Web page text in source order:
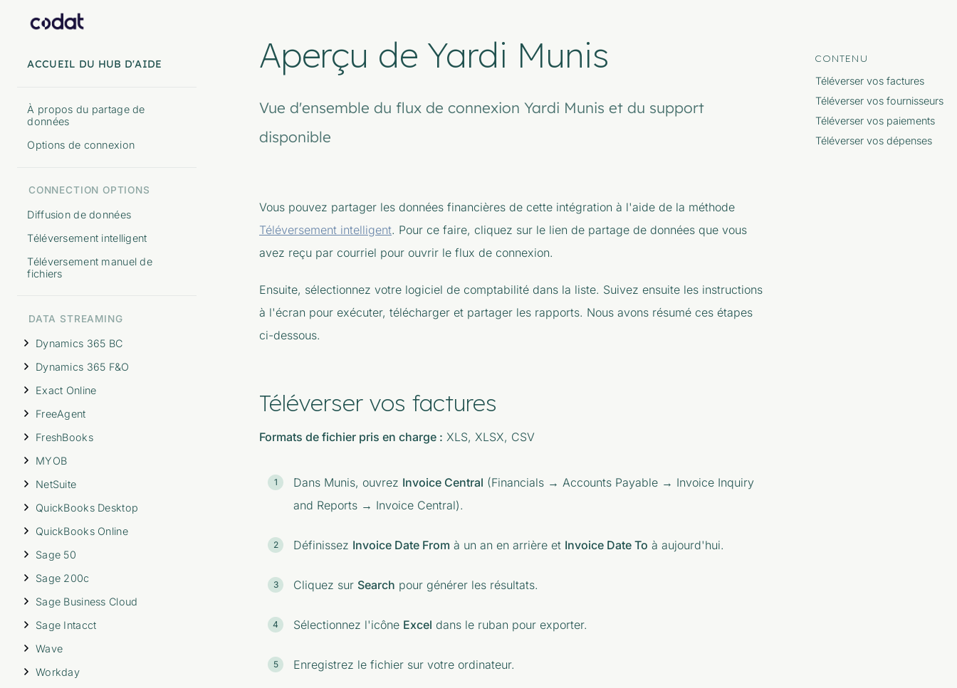
ACCUEIL DU HUB D'AIDE
À propos du partage de
données
Options de connexion
CONNECTION OPTIONS
Diffusion de données
Téléversement intelligent
Téléversement manuel de
fichiers
DATA STREAMING
Dynamics 365 BC
Dynamics 365 F&O
Exact Online
FreeAgent
FreshBooks
MYOB
NetSuite
QuickBooks Desktop
QuickBooks Online
Sage 50
Sage 200c
Sage Business Cloud
Sage Intacct
Wave
Workday
Aperçu de Yardi Munis
Vue d'ensemble du flux de connexion Yardi Munis et du support
disponible
Vous pouvez partager les données financières de cette intégration à l'aide de la méthode
Téléversement intelligent. Pour ce faire, cliquez sur le lien de partage de données que vous
avez reçu par courriel pour ouvrir le flux de connexion.
Ensuite, sélectionnez votre logiciel de comptabilité dans la liste. Suivez ensuite les instructions
à l'écran pour exécuter, télécharger et partager les rapports. Nous avons résumé ces étapes
ci-dessous.
Téléverser vos factures
Formats de fichier pris en charge : XLS, XLSX, CSV
Dans Munis, ouvrez Invoice Central (Financials → Accounts Payable → Invoice Inquiry
and Reports → Invoice Central).
Définissez Invoice Date From à un an en arrière et Invoice Date To à aujourd'hui.
Cliquez sur Search pour générer les résultats.
Sélectionnez l'icône Excel dans le ruban pour exporter.
Enregistrez le fichier sur votre ordinateur.
CONTENU
Téléverser vos factures
Téléverser vos fournisseurs
Téléverser vos paiements
Téléverser vos dépenses